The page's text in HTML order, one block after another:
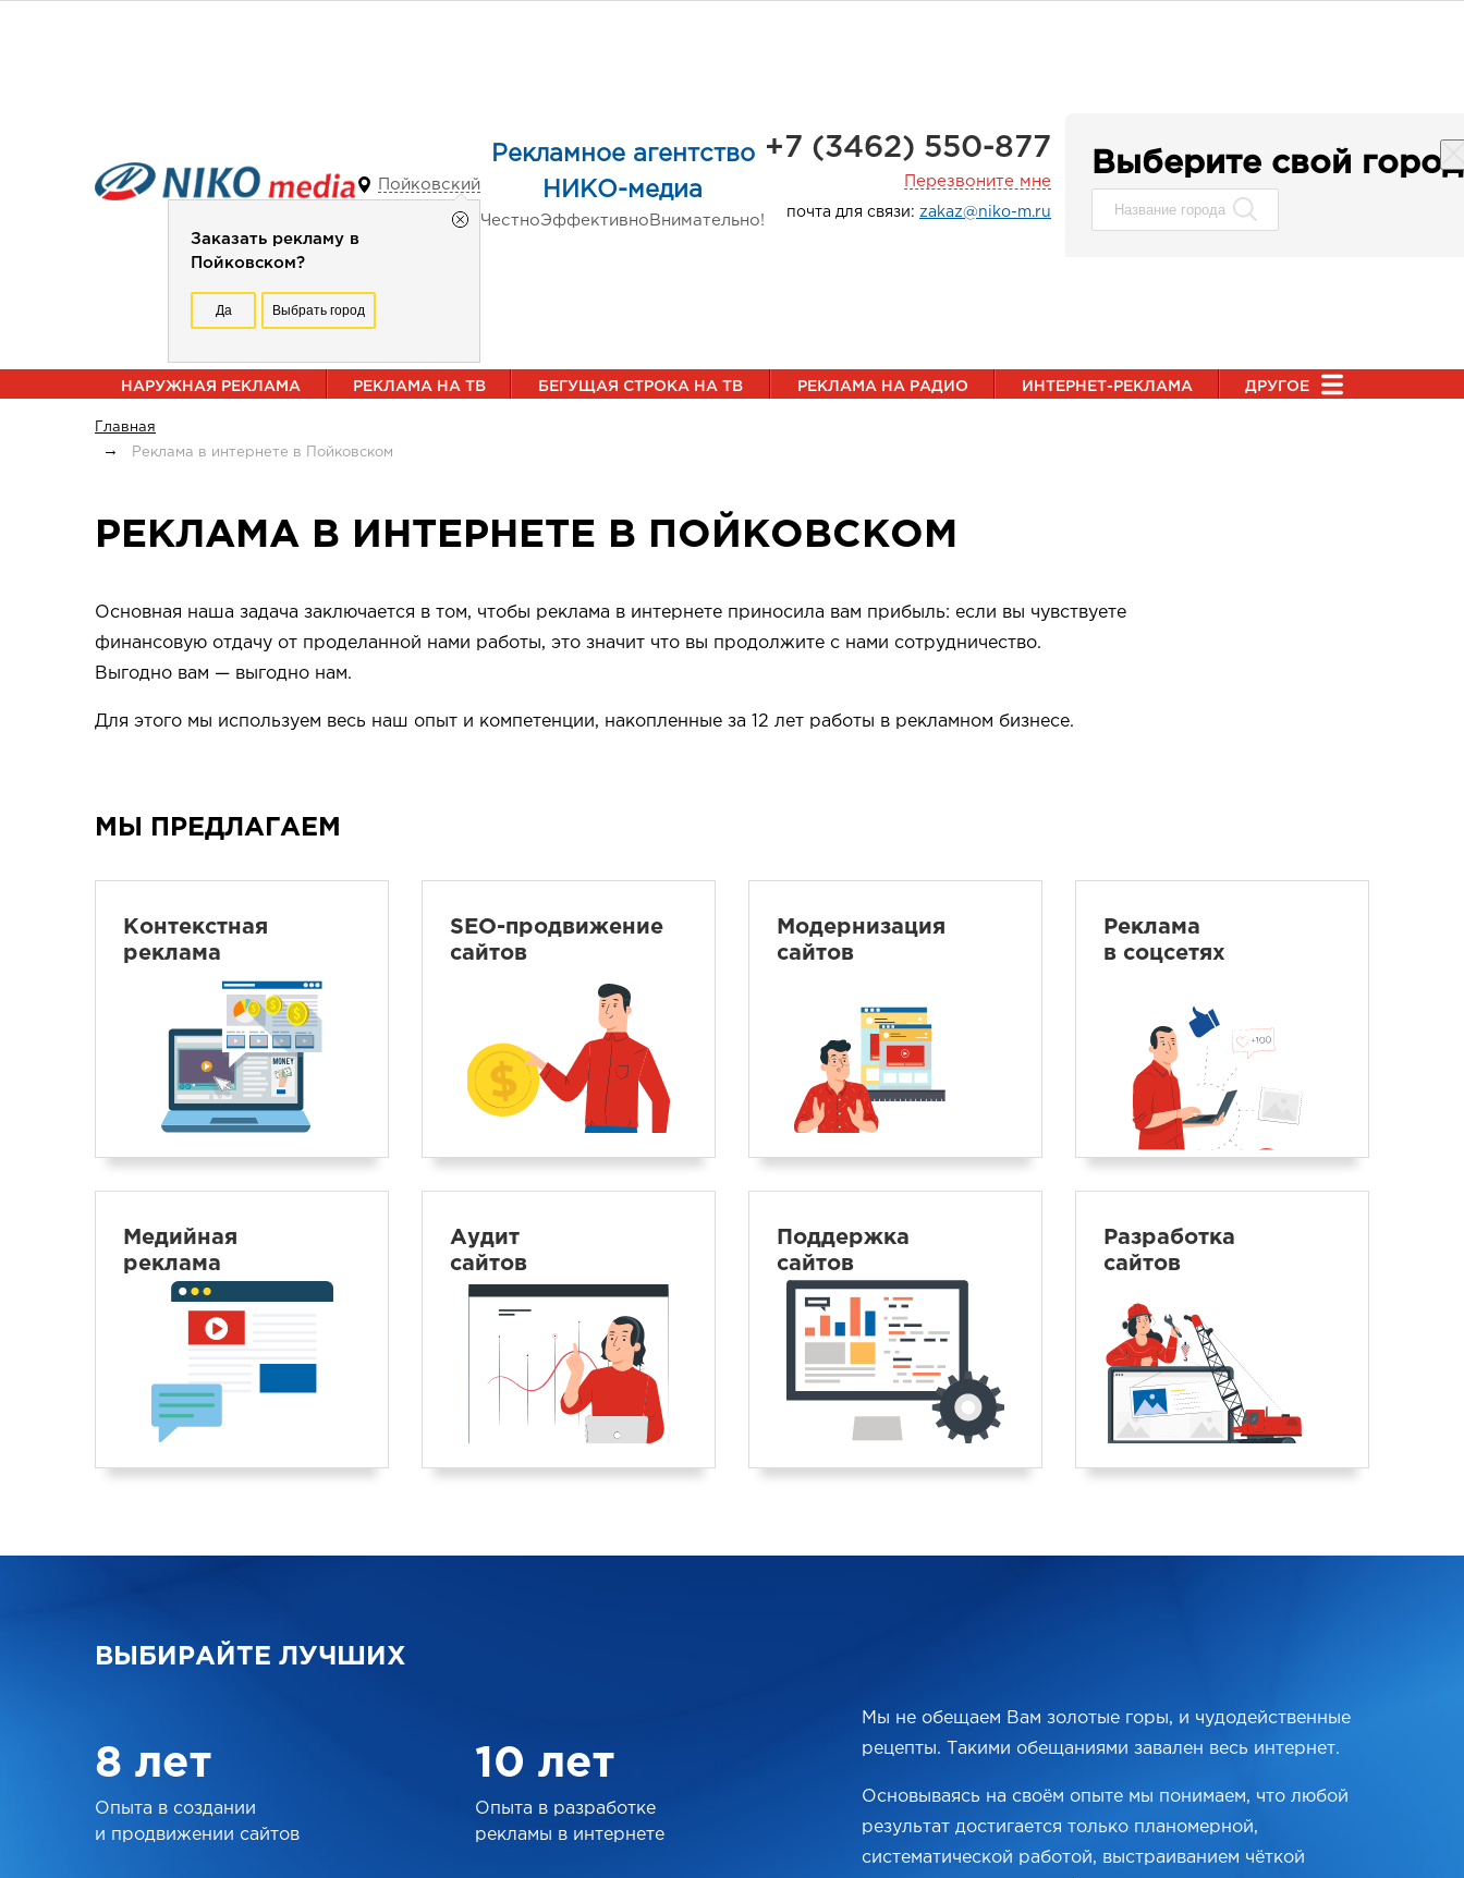
Пойковский
Заказать рекламу в
Пойковском?
Да Выбрать город
Рекламное агентство
НИКО-медиа
ЧестноЭффективно Внимательно!
+7 (3462) 550-877
Перезвоните мне
почта для связи: zakaz@niko-m.ru
Выберите свой город
НАРУЖНАЯ РЕКЛАМА РЕКЛАМА НА ТВ БЕГУЩАЯ СТРОКА НА ТВ РЕКЛАМА НА РАДИО ИНТЕРНЕТ-РЕКЛАМА ДРУГОЕ
Главная
Реклама в интернете в Пойковском
РЕКЛАМА В ИНТЕРНЕТЕ В ПОЙКОВСКОМ
Основная наша задача заключается в том, чтобы реклама в интернете приносила вам прибыль: если вы чувствуете
финансовую отдачу от проделанной нами работы, это значит что вы продолжите с нами сотрудничество.
Выгодно вам — выгодно нам.
Для этого мы используем весь наш опыт и компетенции, накопленные за 12 лет работы в рекламном бизнесе.
МЫ ПРЕДЛАГАЕМ
Контекстная
реклама
SEO-продвижение
сайтов
Модернизация
сайтов
Реклама
в соцсетях
Медийная
реклама
Аудит
сайтов
Поддержка
сайтов
Разработка
сайтов
ВЫБИРАЙТЕ ЛУЧШИХ
8 лет
Опыта в создании
и продвижении сайтов
10 лет
Опыта в разработке
рекламы в интернете
Мы не обещаем Вам золотые горы, и чудодейственные
рецепты. Такими обещаниями завален весь интернет.
Основываясь на своём опыте мы понимаем, что любой
результат достигается только планомерной,
систематической работой, выстраиванием чёткой